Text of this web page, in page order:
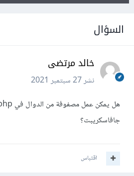
السؤال
خالد مرتضى
نشر27 سبتمبر 2021
جافاسكريبت؟
اقتباس